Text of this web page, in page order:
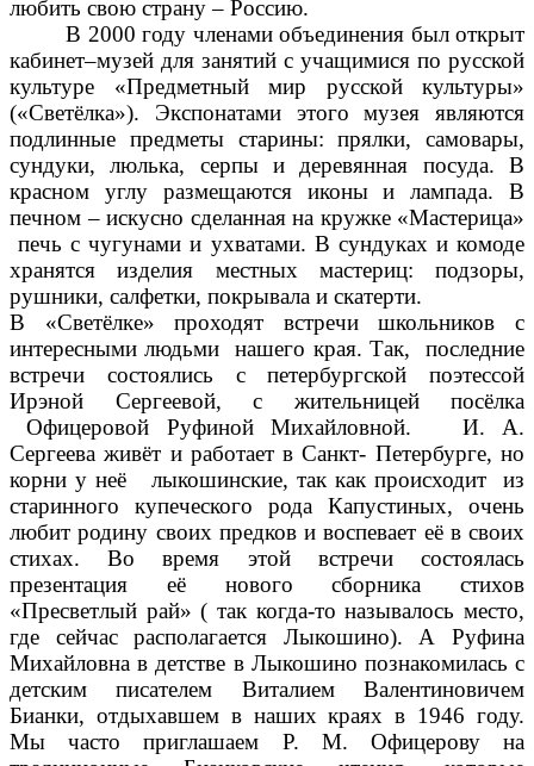
любить свою страну – Россию.
В 2000 году членами объединения был открыт
кабинет–музей для занятий с учащимися по русской
культуре «Предметный мир русской культуры»
(«Светёлка»). Экспонатами этого музея являются
подлинные предметы старины: прялки, самовары,
сундуки, люлька, серпы и деревянная посуда. В
красном углу размещаются иконы и лампада. В
печном – искусно сделанная на кружке «Мастерица»
печь с чугунами и ухватами. В сундуках и комоде
хранятся изделия местных мастериц: подзоры,
рушники, салфетки, покрывала и скатерти.
В «Светёлке» проходят встречи школьников с
интересными людьми нашего края. Так, последние
встречи состоялись с петербургской поэтессой
Ирэной Сергеевой, с жительницей посёлка
Офицеровой Руфиной Михайловной. И. А.
Сергеева живёт и работает в Санкт- Петербурге, но
корни у неё лыкошинские, так как происходит из
старинного купеческого рода Капустиных, очень
любит родину своих предков и воспевает её в своих
стихах. Во время этой встречи состоялась
презентация её нового сборника стихов
«Пресветлый рай» ( так когда-то называлось место,
где сейчас располагается Лыкошино). А Руфина
Михайловна в детстве в Лыкошино познакомилась с
детским писателем Виталием Валентиновичем
Бианки, отдыхавшем в наших краях в 1946 году.
Мы часто приглашаем Р. М. Офицерову на